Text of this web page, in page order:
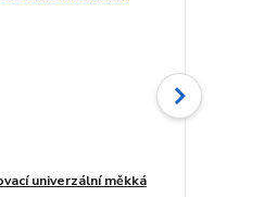
univerzální měkká